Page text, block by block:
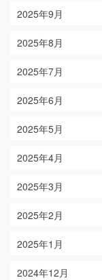
2025年9月
2025年8月
2025年7月
2025年6月
2025年5月
2025年4月
2025年3月
2025年2月
2025年1月
2024年12月